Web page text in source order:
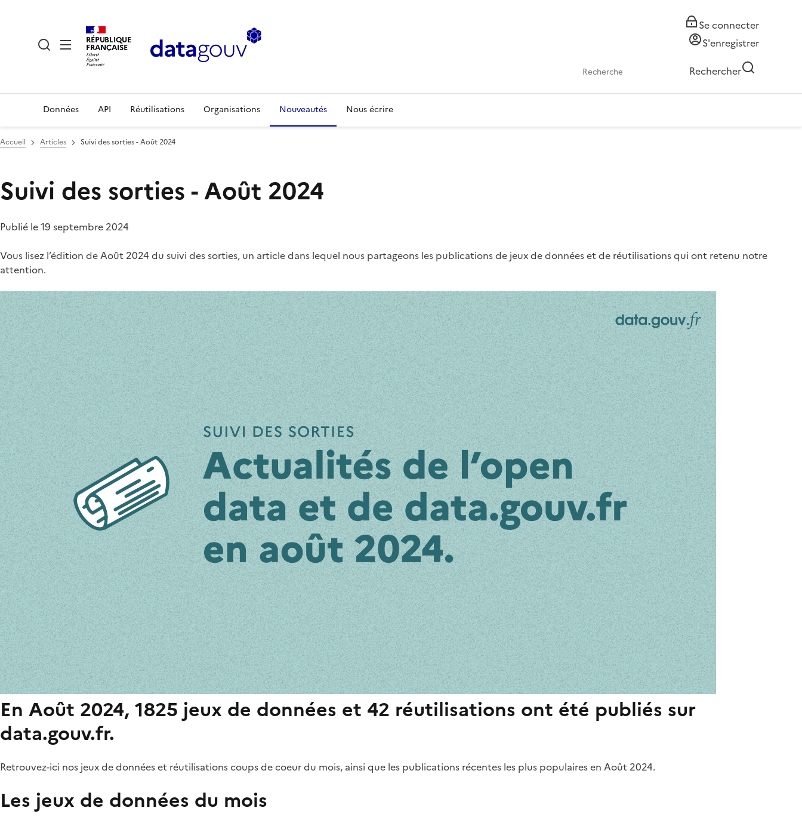
RÉPUBLIQUE
FRANÇAISE
Se connecter
S'enregistrer
Rechercher
Données API Réutilisations Organisations Nouveautés Nous écrire
Accueil Articles Suivi des sorties - Août 2024
Suivi des sorties - Août 2024
Publié le 19 septembre 2024
Vous lisez l’édition de Août 2024 du suivi des sorties, un article dans lequel nous partageons les publications de jeux de données et de réutilisations qui ont retenu notre
attention.
En Août 2024, 1825 jeux de données et 42 réutilisations ont été publiés sur
data.gouv.fr.
Retrouvez-ici nos jeux de données et réutilisations coups de coeur du mois, ainsi que les publications récentes les plus populaires en Août 2024.
Les jeux de données du mois